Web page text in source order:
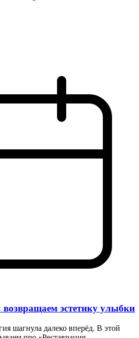
возвращаем эстетику улыбки
шагнула далеко вперёд. В этой